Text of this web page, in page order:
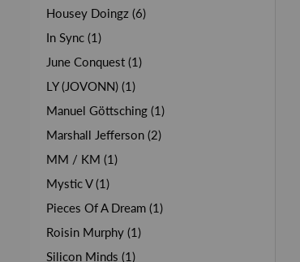
Housey Doingz (6)
In Sync (1)
June Conquest (1)
LY (JOVONN) (1)
Manuel Göttsching (1)
Marshall Jefferson (2)
MM / KM (1)
Mystic V (1)
Pieces Of A Dream (1)
Roisin Murphy (1)
Silicon Minds (1)